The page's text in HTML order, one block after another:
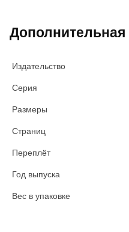
Издательство
Серия
Размеры
Страниц
Переплёт
Год выпуска
Вес в упаковке